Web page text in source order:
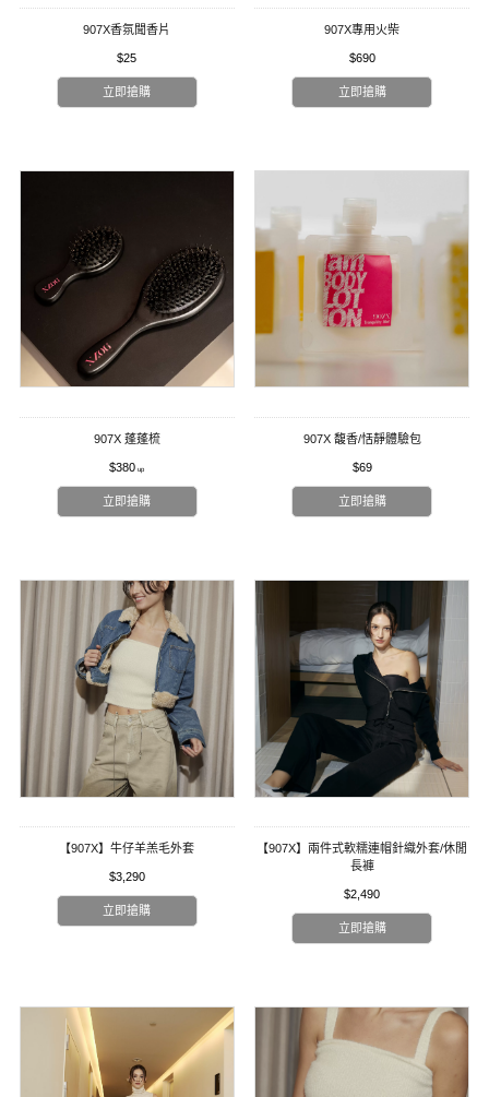
907X香氛聞香片
$25
立即搶購
907X專用火柴
$690
立即搶購
907X 蓬蓬梳
$380
立即搶購
907X 馥香/恬靜體驗包
$69
立即搶購
【907X】牛仔羊羔毛外套
$3,290
立即搶購
【907X】兩件式軟糯連帽針織外套/休閒
長褲
$2,490
立即搶購